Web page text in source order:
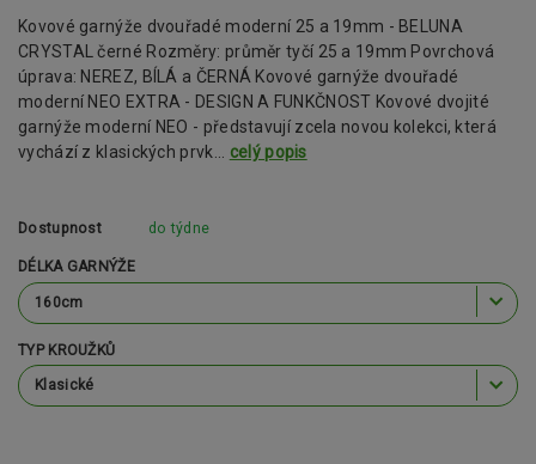
Kovové garnýže dvouřadé moderní 25 a 19mm - BELUNA
CRYSTAL černé Rozměry: průměr tyčí 25 a 19mm Povrchová
úprava: NEREZ, BÍLÁ a ČERNÁ Kovové garnýže dvouřadé
moderní NEO EXTRA - DESIGN A FUNKČNOST Kovové dvojité
garnýže moderní NEO - představují zcela novou kolekci, která
vychází z klasických prvk... celý popis
Dostupnost do týdne
DÉLKA GARNÝŽE
TYP KROUŽKŮ